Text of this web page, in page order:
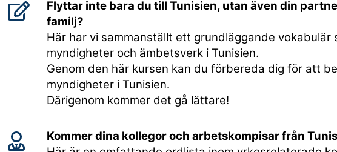
Flyttar inte bara du till Tunisien, utan även din
familj?
Här har vi sammanställt ett grundläggande vokabulär
myndigheter och ämbetsverk i Tunisien.
Genom den här kursen kan du förbereda dig för att
myndigheter i Tunisien.
Därigenom kommer det gå lättare!
Kommer dina kollegor och arbetskompisar från